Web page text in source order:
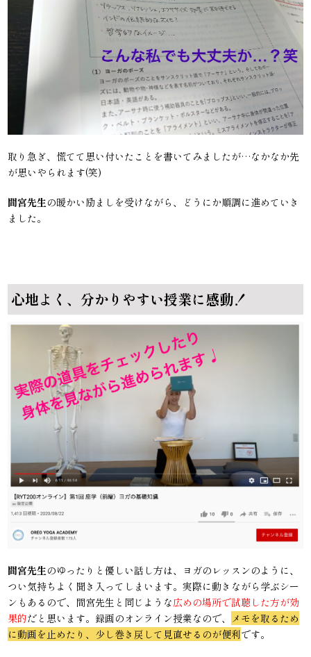
取り急ぎ、慌てて思い付いたことを書いてみましたが…なかなか先
が思いやられます(笑)
間宮先生の暖かい励ましを受けながら、どうにか順調に進めていき
ました。
心地よく、分かりやすい授業に感動！
間宮先生のゆったりと優しい話し方は、ヨガのレッスンのように、
つい気持ちよく聞き入ってしまいます。実際に動きながら学ぶシー
ンもあるので、間宮先生と同じような広めの場所で試聴した方が効
果的だと思います。録画のオンライン授業なので、 メモを取るため
に動画を止めたり、少し巻き戻して見直せるのが便利です。